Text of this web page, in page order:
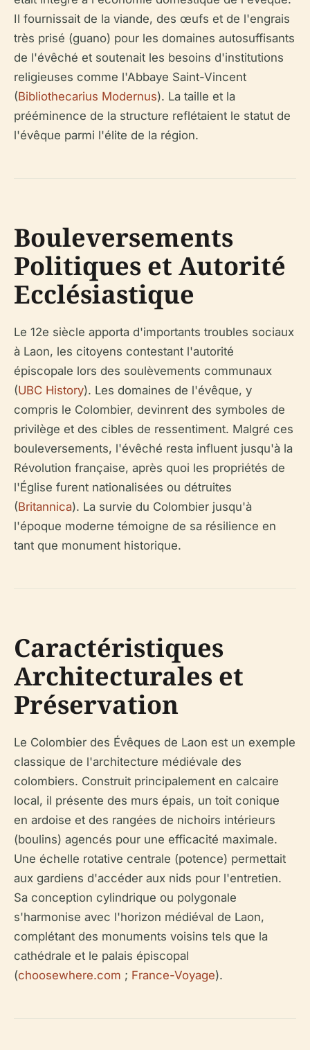
Il fournissait de la viande, des œufs et de l'engrais
très prisé (guano) pour les domaines autosuffisants
de l'évêché et soutenait les besoins d'institutions
religieuses comme l'Abbaye Saint-Vincent
(Bibliothecarius Modernus). La taille et la
prééminence de la structure reflétaient le statut de
l'évêque parmi l'élite de la région.
Bouleversements
Politiques et Autorité
Ecclésiastique
Le 12e siècle apporta d'importants troubles sociaux
à Laon, les citoyens contestant l'autorité
épiscopale lors des soulèvements communaux
(UBC History). Les domaines de l'évêque, y
compris le Colombier, devinrent des symboles de
privilège et des cibles de ressentiment. Malgré ces
bouleversements, l'évêché resta influent jusqu'à la
Révolution française, après quoi les propriétés de
l'Église furent nationalisées ou détruites
(Britannica). La survie du Colombier jusqu'à
l'époque moderne témoigne de sa résilience en
tant que monument historique.
Caractéristiques
Architecturales et
Préservation
Le Colombier des Évêques de Laon est un exemple
classique de l'architecture médiévale des
colombiers. Construit principalement en calcaire
local, il présente des murs épais, un toit conique
en ardoise et des rangées de nichoirs intérieurs
(boulins) agencés pour une efficacité maximale.
Une échelle rotative centrale (potence) permettait
aux gardiens d'accéder aux nids pour l'entretien.
Sa conception cylindrique ou polygonale
s'harmonise avec l'horizon médiéval de Laon,
complétant des monuments voisins tels que la
cathédrale et le palais épiscopal
(choosewhere.com ; France-Voyage).